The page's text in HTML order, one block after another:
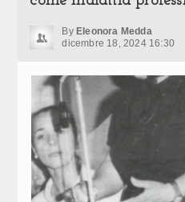
By Eleonora Medda
dicembre 18, 2024 16:30